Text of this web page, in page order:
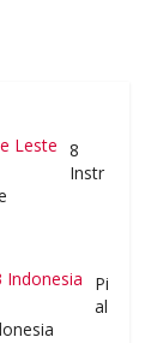
8
Instr
Pi
al